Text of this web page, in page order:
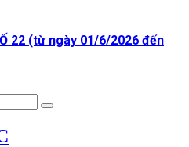
22 (từ ngày 01/6/2026 đến